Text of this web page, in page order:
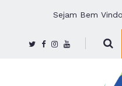
Sejam Bem